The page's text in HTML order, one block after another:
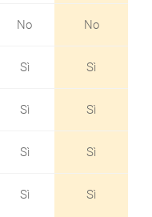
No No
Sì Sì
Sì Sì
Sì Sì
Sì Sì